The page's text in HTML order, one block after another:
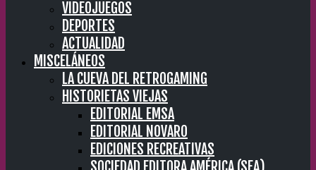
VIDEOJUEGOS
DEPORTES
ACTUALIDAD
MISCELÁNEOS
LA CUEVA DEL RETROGAMING
HISTORIETAS VIEJAS
EDITORIAL EMSA
EDITORIAL NOVARO
EDICIONES RECREATIVAS